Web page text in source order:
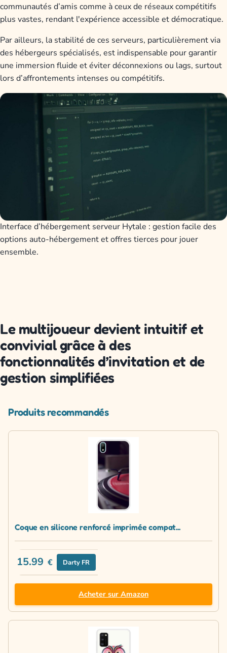
communautés d’amis comme à ceux de réseaux compétitifs
plus vastes, rendant l'expérience accessible et démocratique.
Par ailleurs, la stabilité de ces serveurs, particulièrement via
des hébergeurs spécialisés, est indispensable pour garantir
une immersion fluide et éviter déconnexions ou lags, surtout
lors d’affrontements intenses ou compétitifs.
Interface d’hébergement serveur Hytale : gestion facile des
options auto-hébergement et offres tierces pour jouer
ensemble.
Le multijoueur devient intuitif et
convivial grâce à des
fonctionnalités d’invitation et de
gestion simplifiées
Produits recommandés
Coque en silicone renforcé imprimée compat...
15.99 € Darty FR
Acheter sur Amazon